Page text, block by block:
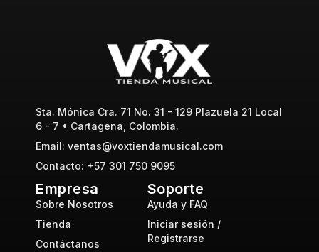
Sta. Mónica Cra. 71 No. 31 - 129 Plazuela 21 Local
6 - 7 • Cartagena, Colombia.
Email: ventas@voxtiendamusical.com
Contacto: +57 301 750 9095
Empresa
Sobre Nosotros
Tienda
Contáctanos
Soporte
Ayuda y FAQ
Iniciar sesión /
Registrarse